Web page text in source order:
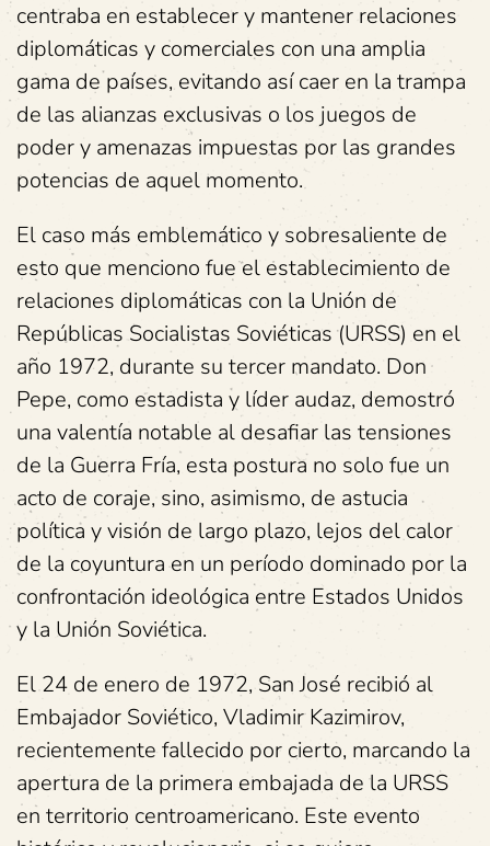
centraba en establecer y mantener relaciones
diplomáticas y comerciales con una amplia
gama de países, evitando así caer en la trampa
de las alianzas exclusivas o los juegos de
poder y amenazas impuestas por las grandes
potencias de aquel momento.
El caso más emblemático y sobresaliente de
esto que menciono fue el establecimiento de
relaciones diplomáticas con la Unión de
Repúblicas Socialistas Soviéticas (URSS) en el
año 1972, durante su tercer mandato. Don
Pepe, como estadista y líder audaz, demostró
una valentía notable al desafiar las tensiones
de la Guerra Fría, esta postura no solo fue un
acto de coraje, sino, asimismo, de astucia
política y visión de largo plazo, lejos del calor
de la coyuntura en un período dominado por la
confrontación ideológica entre Estados Unidos
y la Unión Soviética.
El 24 de enero de 1972, San José recibió al
Embajador Soviético, Vladimir Kazimirov,
recientemente fallecido por cierto, marcando la
apertura de la primera embajada de la URSS
en territorio centroamericano. Este evento